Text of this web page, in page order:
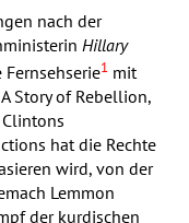
nach der
Hillary
Fernsehserie1 mit
Story of Rebellion,
hat die Rechte
wird, von der
Lemmon
der kurdischen